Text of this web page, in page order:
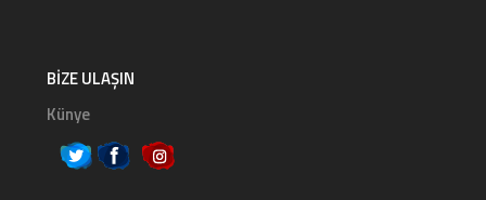
BIZE ULAŞIN
Künye